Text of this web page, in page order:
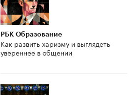
РБК Образование
Как развить харизму и выглядеть
увереннее в общении